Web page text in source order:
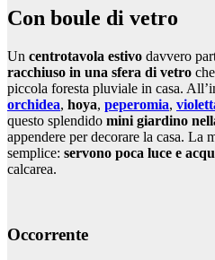
Con boule di vetro
Un centrotavola estivo davvero
racchiuso in una sfera di vetro
piccola foresta pluviale in casa.
orchidea, hoya, peperomia,
questo splendido mini giardino
appendere per decorare la casa. La
semplice: servono poca luce e
calcarea.
Occorrente